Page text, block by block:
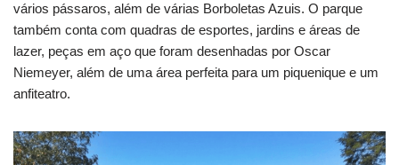
vários pássaros, além de várias Borboletas Azuis. O parque
também conta com quadras de esportes, jardins e áreas de
lazer, peças em aço que foram desenhadas por Oscar
Niemeyer, além de uma área perfeita para um piquenique e um
anfiteatro.